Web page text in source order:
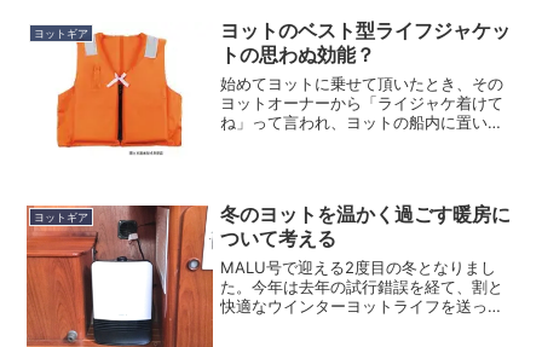
ヨットギア
ヨットのベスト型ライフジャケッ
トの思わぬ効能？
始めてヨットに乗せて頂いたとき、その
ヨットオーナーから「ライジャケ着けて
ね」って言われ、ヨットの船内に置いて
イフジャケットが三種類置...
ヨットギア
冬のヨットを温かく過ごす暖房に
ついて考える
MALU号で迎える2度目の冬となりまし
た。今年は去年の試行錯誤を経て、割と
快適なウインターヨットライフを送って